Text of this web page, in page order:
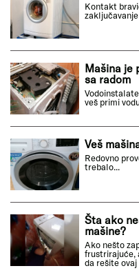
Kontakt
Mašina je
sa radom
veš primi
Veš
Redovno
trebalo...
Šta ako
mašine?
Ako nešto
frustrirajuće,
da rešite